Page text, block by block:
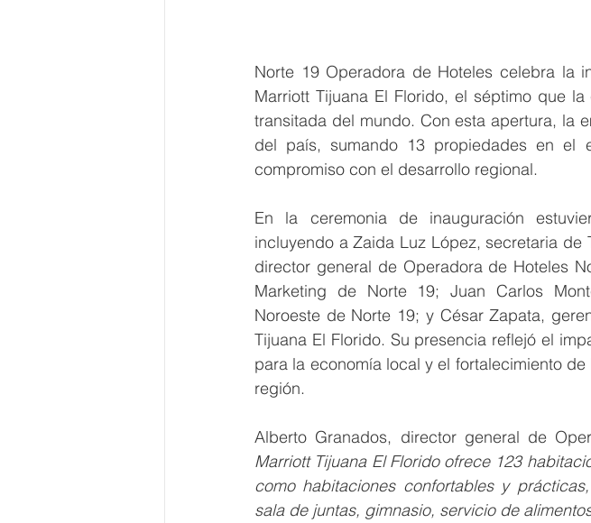
Norte 19 Operadora de Hoteles celebra la
Marriott Tijuana El Florido, el séptimo que
transitada del mundo. Con esta apertura, la
del país, sumando 13 propiedades en el
compromiso con el desarrollo regional.
En la ceremonia de inauguración
incluyendo a Zaida Luz López, secretaria de
director general de Operadora de Hoteles
Marketing de Norte 19; Juan Carlos
Noroeste de Norte 19; y César Zapata,
Tijuana El Florido. Su presencia reflejó el
para la economía local y el fortalecimiento
región.
Alberto Granados, director general de
Marriott Tijuana El Florido ofrece 123
como habitaciones confortables y
sala de juntas, gimnasio, servicio de